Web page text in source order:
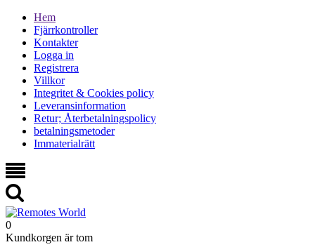
Hem
Fjärrkontroller
Kontakter
Logga in
Registrera
Villkor
Integritet & Cookies policy
Leveransinformation
Retur; Återbetalningspolicy
betalningsmetoder
Immaterialrätt
0
Kundkorgen är tom